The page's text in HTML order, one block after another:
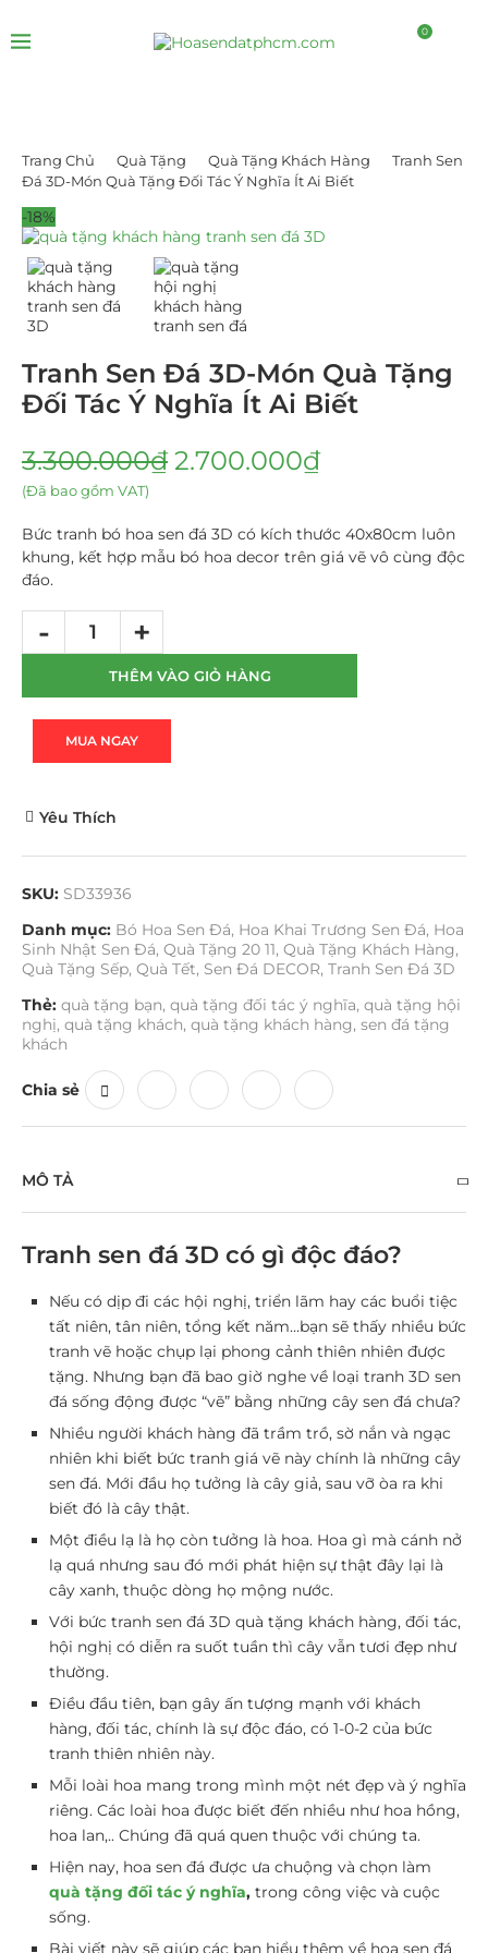
0
Trang Chủ Quà Tặng Quà Tặng Khách Hàng
Tranh Sen
Đá 3D-Món Quà Tặng Đối Tác Ý Nghĩa Ít Ai Biết
-18%
Tranh Sen Đá 3D-Món Quà Tặng
Đối Tác Ý Nghĩa Ít Ai Biết
3.300.000₫ 2.700.000₫
(Đã bao gồm VAT)
Bức tranh bó hoa sen đá 3D có kích thước 40x80cm luôn
khung, kết hợp mẫu bó hoa decor trên giá vẽ vô cùng độc
đáo.
THÊM VÀO GIỎ HÀNG
MUA NGAY
Yêu Thích
SKU: SD33936
Danh mục: Bó Hoa Sen Đá, Hoa Khai Trương Sen Đá, Hoa
Sinh Nhật Sen Đá, Quà Tặng 20 11, Quà Tặng Khách Hàng,
Quà Tặng Sếp, Quà Tết, Sen Đá DECOR, Tranh Sen Đá 3D
Thẻ: quà tặng bạn, quà tặng đối tác ý nghĩa, quà tặng hội
nghị, quà tặng khách, quà tặng khách hàng, sen đá tặng
khách
Chia sẻ
MÔ TẢ
Tranh sen đá 3D có gì độc đáo?
Nếu có dịp đi các hội nghị, triển lãm hay các buổi tiệc
tất niên, tân niên, tổng kết năm…bạn sẽ thấy nhiều bức
tranh vẽ hoặc chụp lại phong cảnh thiên nhiên được
tặng. Nhưng bạn đã bao giờ nghe về loại tranh 3D sen
đá sống động được “vẽ” bằng những cây sen đá chưa?
Nhiều người khách hàng đã trầm trồ, sờ nắn và ngạc
nhiên khi biết bức tranh giá vẽ này chính là những cây
sen đá. Mới đầu họ tưởng là cây giả, sau vỡ òa ra khi
biết đó là cây thật.
Một điều lạ là họ còn tưởng là hoa. Hoa gì mà cánh nở
lạ quá nhưng sau đó mới phát hiện sự thật đây lại là
cây xanh, thuộc dòng họ mộng nước.
Với bức tranh sen đá 3D quà tặng khách hàng, đối tác,
hội nghị có diễn ra suốt tuần thì cây vẫn tươi đẹp như
thường.
Điều đầu tiên, bạn gây ấn tượng mạnh với khách
hàng, đối tác, chính là sự độc đáo, có 1-0-2 của bức
tranh thiên nhiên này.
Mỗi loài hoa mang trong mình một nét đẹp và ý nghĩa
riêng. Các loài hoa được biết đến nhiều như hoa hồng,
hoa lan,.. Chúng đã quá quen thuộc với chúng ta.
Hiện nay, hoa sen đá được ưa chuộng và chọn làm
quà tặng đối tác ý nghĩa, trong công việc và cuộc
sống.
Bài viết này sẽ giúp các bạn hiểu thêm về hoa sen đá